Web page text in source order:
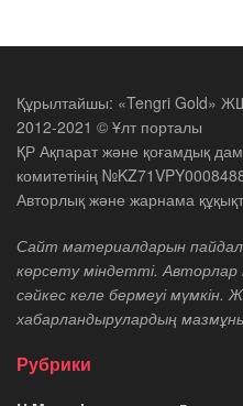
Құрылтайшы: «Tengri Gold»
2012-2021 © Ұлт порталы
ҚР Ақпарат және қоғамдық
комитетінің
Авторлық және жарнама
Сайт материалдарын
көрсету міндетті. Авторлар
сәйкес келе бермеуі мүмкін.
хабарландырулардың
Рубрики